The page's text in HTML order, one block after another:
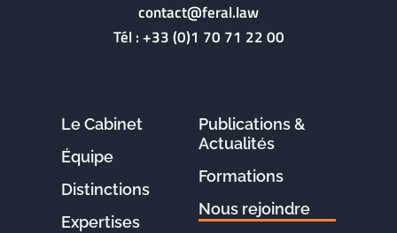
contact@feral.law
Tél :+33 (0)1 70 71 22 00
Le Cabinet
Équipe
Distinctions
Expertises
Publications &
Actualités
Formations
Nous rejoindre